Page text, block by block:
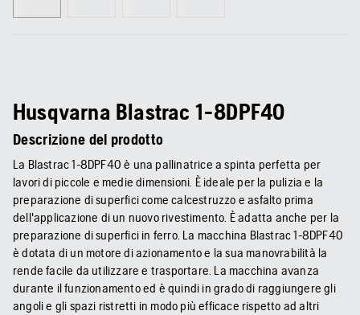
Husqvarna Blastrac 1-8DPF40
Descrizione del prodotto
La Blastrac 1-8DPF40 è una pallinatrice a spinta perfetta per
lavori di piccole e medie dimensioni. È ideale per la pulizia e la
preparazione di superfici come calcestruzzo e asfalto prima
dell'applicazione di un nuovo rivestimento. È adatta anche per la
preparazione di superfici in ferro. La macchina Blastrac 1-8DPF40
è dotata di un motore di azionamento e la sua manovrabilità la
rende facile da utilizzare e trasportare. La macchina avanza
durante il funzionamento ed è quindi in grado di raggiungere gli
angoli e gli spazi ristretti in modo più efficace rispetto ad altri